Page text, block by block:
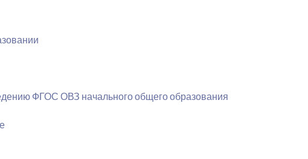
ФГОС ОВЗ начального общего образования